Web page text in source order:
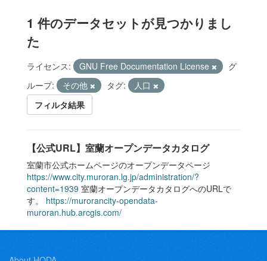
1 件のデータセットが見つかりまし
た
ライセンス: GNU Free Documentation License
グ
ループ:
その他 タグ:
人口
フィルタ結果
【公式URL】室蘭オープンデータカタログ
室蘭市公式ホームページのオープンデータページ
https://www.city.muroran.lg.jp/administration/?
content=1939 室蘭オープンデータカタログへのURLで
す。 https://murorancity-opendata-
muroran.hub.arcgis.com/